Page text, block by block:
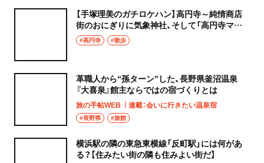
【手塚理美のガチロケハン】高円寺～純情商店
街のおにぎりに気象神社、そして「高円寺マシ
タ」へ！
#高円寺 #散歩
革職人から“孫ターン”した、長野県釜沼温泉
『大喜泉』館主ならではの宿づくりとは
旅の手帖WEB 連載：会いに行きたい温泉宿
#長野県 #旅館
横浜駅の隣の東急東横線「反町駅」には何があ
る？【住みたい街の隣も住みよい街だ】